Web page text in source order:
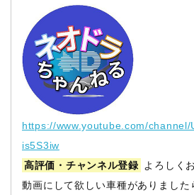
https://www.youtube.com/channel/
is5S3iw
高評価・チャンネル登録
よろしく
動画にして欲しい車種がありました